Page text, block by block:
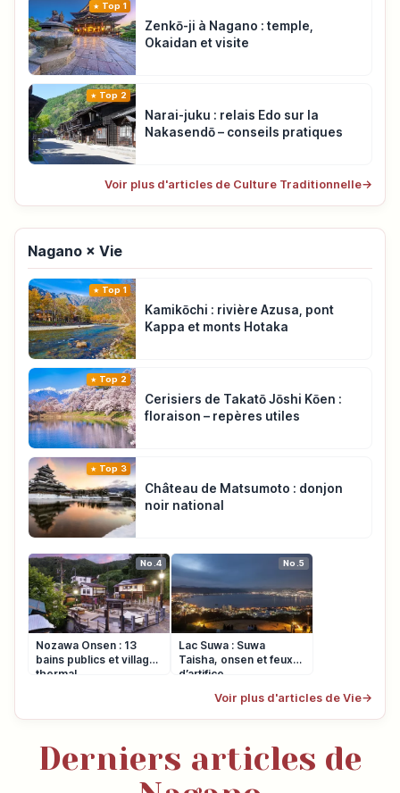
Top 1
Zenkō-ji à Nagano : temple,
Okaidan et visite
Top 2
Narai-juku : relais Edo sur la
Nakasendō – conseils pratiques
Voir plus d'articles de Culture Traditionnelle→
Nagano × Vie
Top 1
Kamikōchi : rivière Azusa, pont
Kappa et monts Hotaka
Top 2
Cerisiers de Takatō Jōshi Kōen :
floraison – repères utiles
Top 3
Château de Matsumoto : donjon
noir national
No.4
Nozawa Onsen : 13
bains publics et village
thermal
No.5
Lac Suwa : Suwa
Taisha, onsen et feux
d’artifice
Voir plus d'articles de Vie→
Derniers articles de